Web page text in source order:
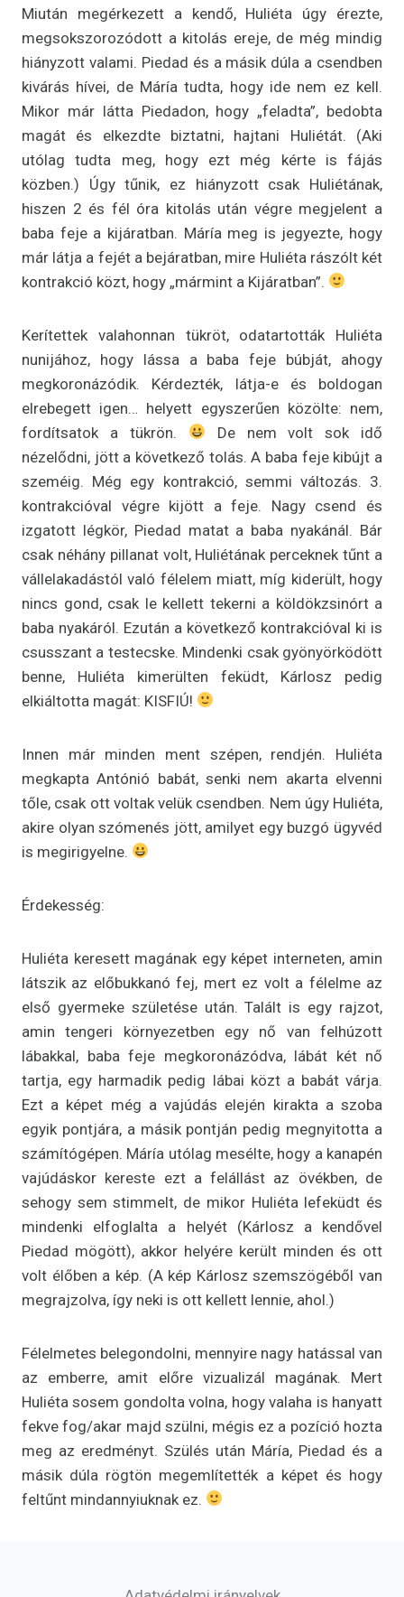
Miután megérkezett a kendő, Huliéta úgy érezte,
megsokszorozódott a kitolás ereje, de még mindig
hiányzott valami. Piedad és a másik dúla a csendben
kivárás hívei, de Máría tudta, hogy ide nem ez kell.
Mikor már látta Piedadon, hogy „feladta”, bedobta
magát és elkezdte biztatni, hajtani Huliétát. (Aki
utólag tudta meg, hogy ezt még kérte is fájás
közben.) Úgy tűnik, ez hiányzott csak Huliétának,
hiszen 2 és fél óra kitolás után végre megjelent a
baba feje a kijáratban. Máría meg is jegyezte, hogy
már látja a fejét a bejáratban, mire Huliéta rászólt két
kontrakció közt, hogy „mármint a Kijáratban”.
Kerítettek valahonnan tükröt, odatartották Huliéta
nunijához, hogy lássa a baba feje búbját, ahogy
megkoronázódik. Kérdezték, látja-e és boldogan
elrebegett igen… helyett egyszerűen közölte: nem,
fordítsatok a tükrön.
De nem volt sok idő
nézelődni, jött a következő tolás. A baba feje kibújt a
szeméig. Még egy kontrakció, semmi változás. 3.
kontrakcióval végre kijött a feje. Nagy csend és
izgatott légkör, Piedad matat a baba nyakánál. Bár
csak néhány pillanat volt, Huliétának perceknek tűnt a
vállelakadástól való félelem miatt, míg kiderült, hogy
nincs gond, csak le kellett tekerni a köldökzsinórt a
baba nyakáról. Ezután a következő kontrakcióval ki is
csusszant a testecske. Mindenki csak gyönyörködött
benne, Huliéta kimerülten feküdt, Kárlosz pedig
elkiáltotta magát: KISFIÚ!
Innen már minden ment szépen, rendjén. Huliéta
megkapta Antónió babát, senki nem akarta elvenni
tőle, csak ott voltak velük csendben. Nem úgy Huliéta,
akire olyan szómenés jött, amilyet egy buzgó ügyvéd
is megirigyelne.
Érdekesség:
Huliéta keresett magának egy képet interneten, amin
látszik az előbukkanó fej, mert ez volt a félelme az
első gyermeke születése után. Talált is egy rajzot,
amin tengeri környezetben egy nő van felhúzott
lábakkal, baba feje megkoronázódva, lábát két nő
tartja, egy harmadik pedig lábai közt a babát várja.
Ezt a képet még a vajúdás elején kirakta a szoba
egyik pontjára, a másik pontján pedig megnyitotta a
számítógépen. Máría utólag mesélte, hogy a kanapén
vajúdáskor kereste ezt a felállást az övékben, de
sehogy sem stimmelt, de mikor Huliéta lefeküdt és
mindenki elfoglalta a helyét (Kárlosz a kendővel
Piedad mögött), akkor helyére került minden és ott
volt élőben a kép. (A kép Kárlosz szemszögéből van
megrajzolva, így neki is ott kellett lennie, ahol.)
Félelmetes belegondolni, mennyire nagy hatással van
az emberre, amit előre vizualizál magának. Mert
Huliéta sosem gondolta volna, hogy valaha is hanyatt
fekve fog/akar majd szülni, mégis ez a pozíció hozta
meg az eredményt. Szülés után Máría, Piedad és a
másik dúla rögtön megemlítették a képet és hogy
feltűnt mindannyiuknak ez.